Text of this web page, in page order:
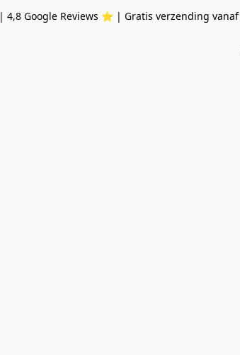
| 4,8 Google Reviews ⭐️ | Gratis verzending vanaf